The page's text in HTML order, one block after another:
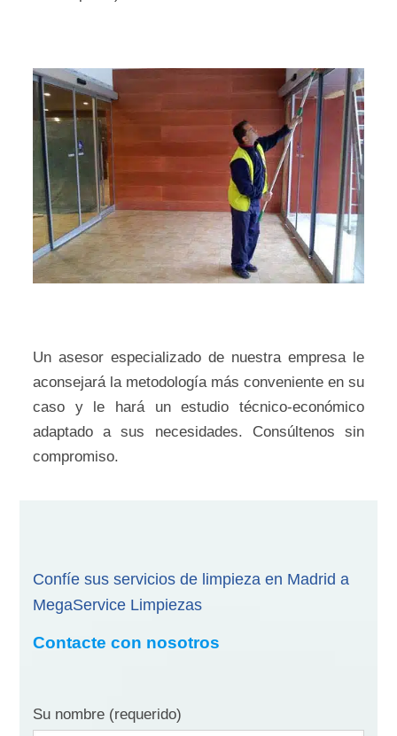
Un asesor especializado de nuestra empresa le
aconsejará la metodología más conveniente en su
caso y le hará un estudio técnico-económico
adaptado a sus necesidades. Consúltenos sin
compromiso.
Confíe sus servicios de limpieza en Madrid a
MegaService Limpiezas
Contacte con nosotros
Su nombre (requerido)